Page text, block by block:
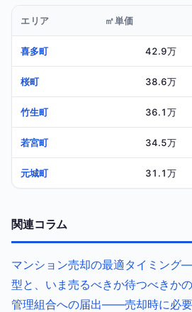
エリア ㎡単価
喜多町 42.9万
桜町 38.6万
竹生町 36.1万
若宮町 34.5万
元城町 31.1万
関連コラム
マンション売却の最適タイミン
型と、いま売るべきか待つべきか
管理組合への届出——売却時に必